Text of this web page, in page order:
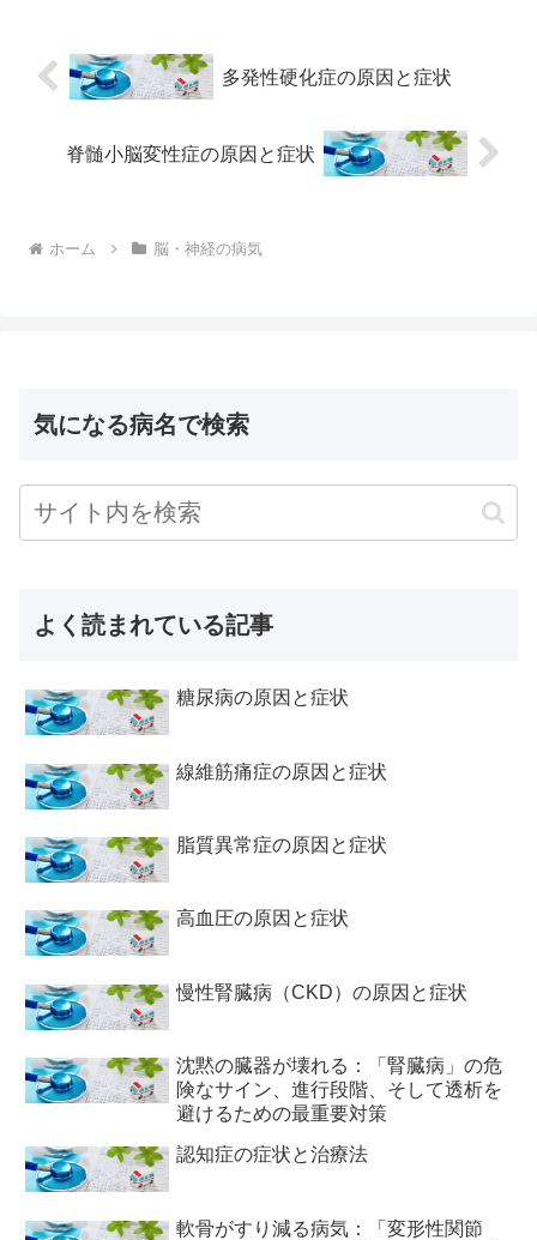
多発性硬化症の原因と症状
脊髄小脳変性症の原因と症状
ホーム 脳・神経の病気
気になる病名で検索
よく読まれている記事
糖尿病の原因と症状
線維筋痛症の原因と症状
脂質異常症の原因と症状
高血圧の原因と症状
慢性腎臓病（CKD）の原因と症状
沈黙の臓器が壊れる：「腎臓病」の危
険なサイン、進行段階、そして透析を
避けるための最重要対策
認知症の症状と治療法
軟骨がすり減る病気：「変形性関節